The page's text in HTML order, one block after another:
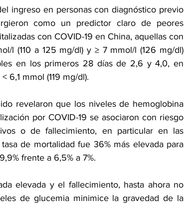
ingreso en personas con diagnóstico previo
como un predictor claro de peores
con COVID-19 en China, aquellas con
l (110 a 125 mg/dl) y ≥ 7 mmol/l (126 mg/dl)
en los primeros 28 días de 2,6 y 4,0, en
6,1 mmol (119 mg/dl).
revelaron que los niveles de hemoglobina
por COVID-19 se asociaron con riesgo
o de fallecimiento, en particular en las
de mortalidad fue 36% más elevada para
frente a 6,5% a 7%.
elevada y el fallecimiento, hasta ahora no
de glucemia minimice la gravedad de la